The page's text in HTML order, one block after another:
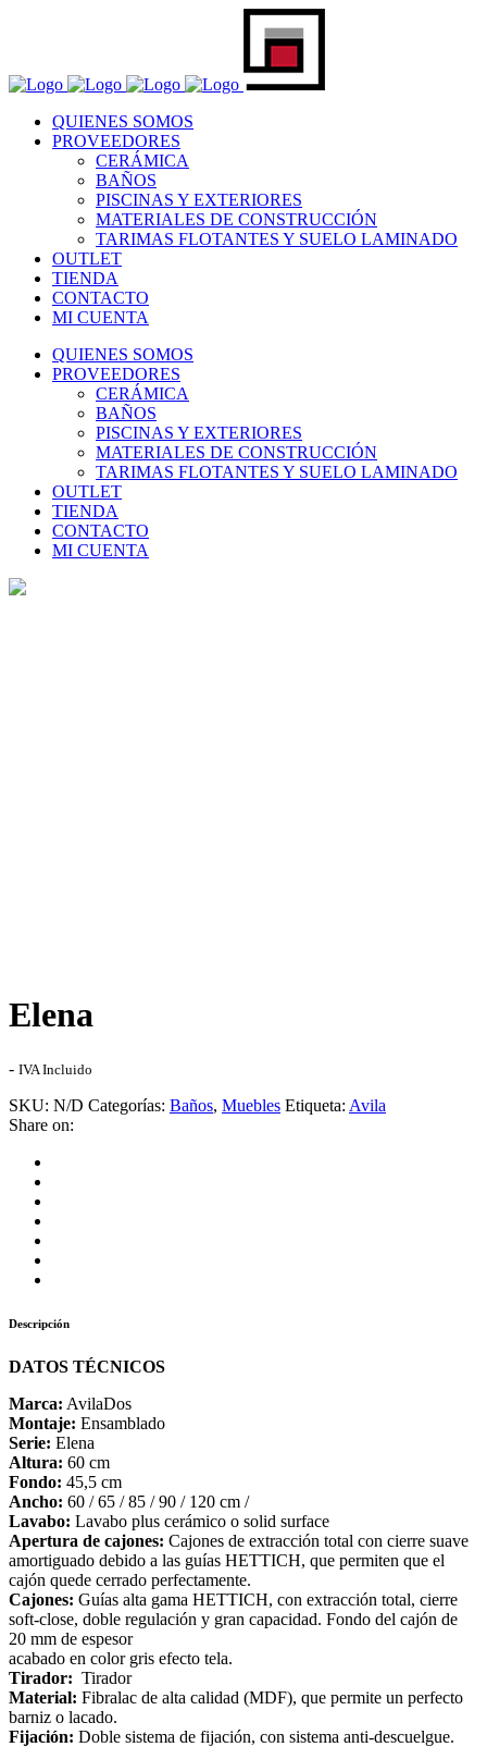
QUIENES SOMOS
PROVEEDORES
CERÁMICA
BAÑOS
PISCINAS Y EXTERIORES
MATERIALES DE CONSTRUCCIÓN
TARIMAS FLOTANTES Y SUELO LAMINADO
OUTLET
TIENDA
CONTACTO
MI CUENTA
QUIENES SOMOS
PROVEEDORES
CERÁMICA
BAÑOS
PISCINAS Y EXTERIORES
MATERIALES DE CONSTRUCCIÓN
TARIMAS FLOTANTES Y SUELO LAMINADO
OUTLET
TIENDA
CONTACTO
MI CUENTA
Elena
- Rango
precios:
desde
hasta
518,00€
IVA Incluido
SKU: N/D Categorías: Baños, Muebles Etiqueta: Avila
Share on:
Descripción
DATOS TÉCNICOS
Marca: AvilaDos
Montaje: Ensamblado
Serie: Elena
Altura: 60 cm
Fondo: 45,5 cm
Ancho: 60 / 65 / 85 / 90 / 120 cm /
Lavabo: Lavabo plus cerámico o solid surface
Apertura de cajones: Cajones de extracción total con cierre suave
amortiguado debido a las guías HETTICH, que permiten que el
cajón quede cerrado perfectamente.
Cajones: Guías alta gama HETTICH, con extracción total, cierre
soft-close, doble regulación y gran capacidad. Fondo del cajón de
20 mm de espesor
acabado en color gris efecto tela.
Tirador: Tirador
Material: Fibralac de alta calidad (MDF), que permite un perfecto
barniz o lacado.
Fijación: Doble sistema de fijación, con sistema anti-descuelgue.